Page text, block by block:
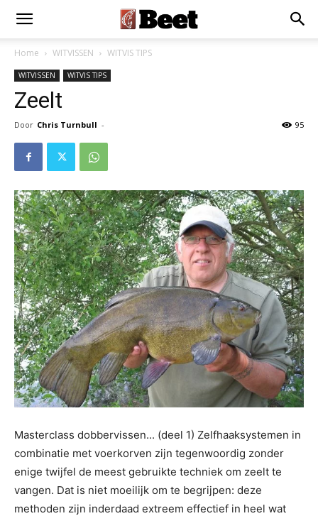
Home WITVISSEN WITVIS TIPS
WITVISSEN WITVIS TIPS
Zeelt
Door Chris Turnbull - 95
Masterclass dobbervissen... (deel 1) Zelfhaaksystemen in
combinatie met voerkorven zijn tegenwoordig zonder
enige twijfel de meest gebruikte techniek om zeelt te
vangen. Dat is niet moeilijk om te begrijpen: deze
methoden zijn inderdaad extreem effectief in heel wat